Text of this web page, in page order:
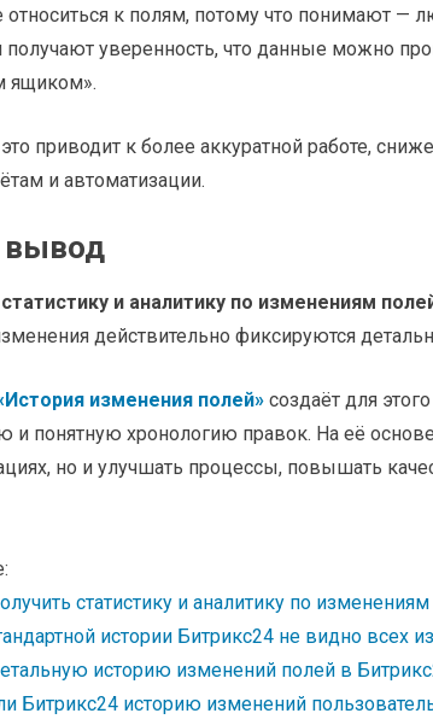
относиться к полям, потому что понимают —
получают уверенность, что данные можно
ящиком».
приводит к более аккуратной работе,
и автоматизации.
вывод
и аналитику по изменениям
действительно фиксируются
изменения полей» создаёт для
и понятную хронологию правок. На её
но и улучшать процессы, повышать
статистику и аналитику по
истории Битрикс24 не видно всех
историю изменений полей в
Битрикс24 историю изменений